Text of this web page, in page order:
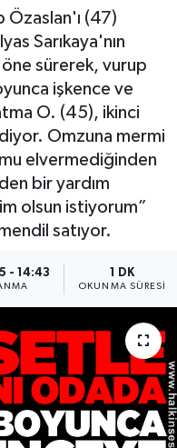
Özaslan'ı (47)
Sarıkaya'nın
sürerek, vurup
işkence ve
O. (45), ikinci
Omzuna mermi
elvermediğinden
bir yardım
olsun istiyorum”
satıyor.
- 14:43 1 DK
OKUNMA SÜRESI